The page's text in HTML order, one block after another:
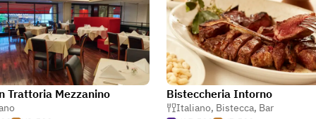
Trattoria Mezzanino Bisteccheria Intorno
Italiano, Bistecca, Bar